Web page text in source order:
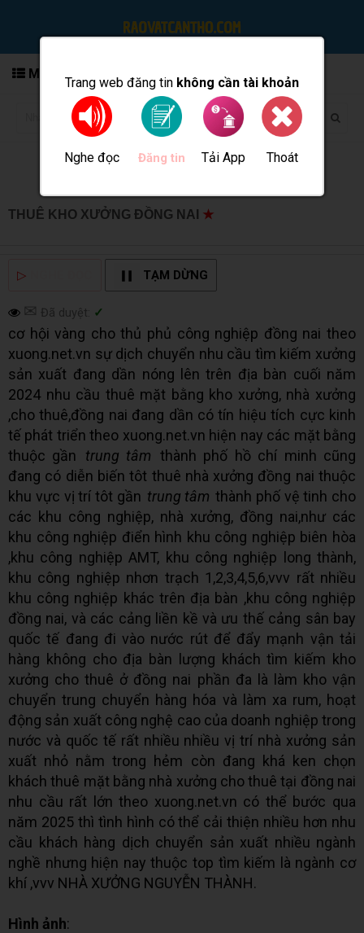
Trang web đăng tin không cần tài khoản
Nghe đọc Đăng tin Tải App Thoát
MENU
THUÊ KHO XƯỞNG ĐỒNG NAI ★
▷ TẠM DỪNG
✉ Đã duyệt: ✓
cơ hội vàng cho thủ phủ công nghiệp đồng nai theo
xuong.net.vn sự dịch chuyển nhu cầu tìm kiếm xưởng
sản xuất đang dần nóng lên trên địa bàn cuối năm
2024 nhu cầu thuê mặt bằng kho xưởng, nhà xưởng
,cho thuê,đồng nai đang dần có tín hiệu tích cực kinh
tế phát triển theo xuong.net.vn hiện nay các mặt bằng
thuộc gần
trung tâm thành phố hồ chí minh cũng
đang có diễn biến tôt thuê nhà xưởng đồng nai thuộc
khu vực vị trí tôt gần trung tâm thành phố vệ tinh cho
các khu công nghiệp, nhà xưởng, đồng nai,như các
khu công nghiệp điển hình khu công nghiệp biên hòa
,khu công nghiệp AMT, khu công nghiệp long thành,
khu công nghiệp nhơn trạch 1,2,3,4,5,6,vvv rất nhiều
khu công nghiệp khác trên địa bàn ,khu công nghiệp
đồng nai, và các cảng liền kề và ưu thế cảng sân bay
quốc tế đang đi vào nước rút để đẩy mạnh vận tải
hàng không cho địa bàn lượng khách tìm kiếm kho
xưởng cho thuê ở đồng nai phần đa là làm kho vận
chuyển trung chuyển hàng hóa và làm xa rum, hoạt
động sản xuất công nghệ cao của doanh nghiệp trong
nước và quốc tế rất nhiều nhiều vị trí nhà xưởng sản
xuất nhỏ nằm trong hẻm còn đang khá ken chọn
khách thuê mặt bằng nhà xưởng cho thuê tại đồng nai
nhu cầu rất lớn theo xuong.net.vn có thể bước qua
năm 2025 thì tình hình có thể cải thiện nhiều hơn nhu
cầu khách hàng dịch chuyển sản xuất nhiều ngành
nghề nhưng hiện nay thuộc top tìm kiếm là ngành cơ
khí ,vvv NHÀ XƯỞNG NGUYỄN THÀNH.
Hình ảnh: